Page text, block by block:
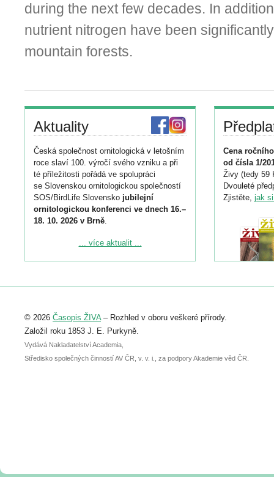
during the next few decades. In
nutrient nitrogen have been
mountain forests.
Aktuality
Česká společnost ornitologická v letošním
roce slaví 100. výročí svého vzniku a při
té příležitosti pořádá ve spolupráci
se Slovenskou ornitologickou společností
SOS/BirdLife Slovensko jubilejní
ornitologickou konferenci ve dnech 16.–
18. 10. 2026 v Brně.
Podrobnější informace ke konferenci
Registrovat se můžete do 6. září.
abstraktu přihlášené přednášky nebo
posteru je už 30. června.
... více aktualit ...
Cena
od čísla 1/
Živy (tedy 59
Dvouleté
Zjistěte, jak
© 2026 Časopis ŽIVA– Rozhled v oboru veškeré přírody.
Založil roku 1853 J. E. Purkyně.
Vydává Nakladatelství Academia,
Středisko společných činností AV ČR, v. v. i., za podpory Akademie věd ČR.